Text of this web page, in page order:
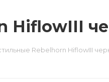
HiflowIII
Rebelhorn HiflowIII